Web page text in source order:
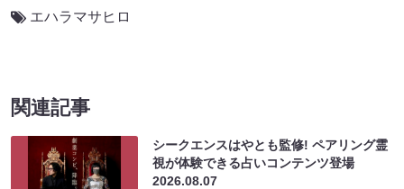
エハラマサヒロ
関連記事
シークエンスはやとも監修! ペアリング霊
視が体験できる占いコンテンツ登場
2026.08.07